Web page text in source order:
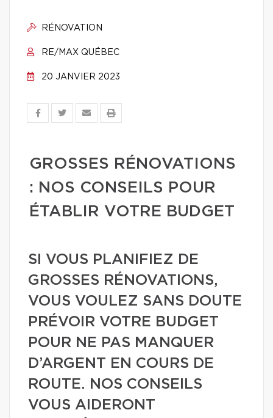
RÉNOVATION
RE/MAX QUÉBEC
20 JANVIER 2023
GROSSES RÉNOVATIONS
: NOS CONSEILS POUR
ÉTABLIR VOTRE BUDGET
SI VOUS PLANIFIEZ DE
GROSSES RÉNOVATIONS,
VOUS VOULEZ SANS DOUTE
PRÉVOIR VOTRE BUDGET
POUR NE PAS MANQUER
D’ARGENT EN COURS DE
ROUTE. NOS CONSEILS
VOUS AIDERONT